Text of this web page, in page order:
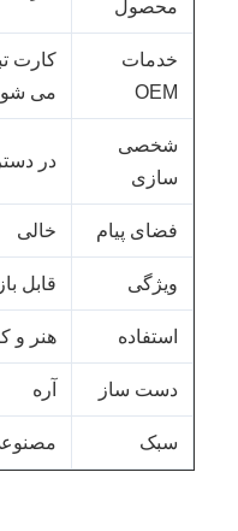
محصول
خدمات
OEM
می
شخصی
سازی
در
فضای پیام خالی
ویژگی قابل
استفاده هنر و
دست ساز آره
سبک